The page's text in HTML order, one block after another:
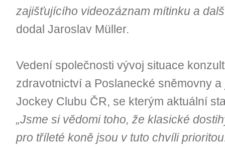
zajišťujícího videozáznam mítinku a
dodal Jaroslav Müller.
Vedení společnosti vývoj situace
zdravotnictví a Poslanecké sněmovny
Jockey Clubu ČR, se kterým aktuální
„Jsme si vědomi toho, že klasické
pro tříleté koně jsou v tuto chvíli